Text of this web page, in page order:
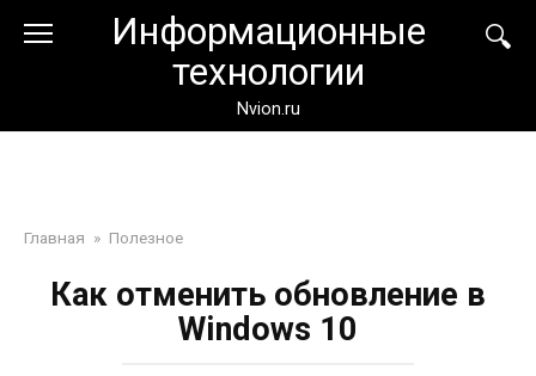
Информационные
технологии
Nvion.ru
Главная » Полезное
Как отменить обновление в
Windows 10